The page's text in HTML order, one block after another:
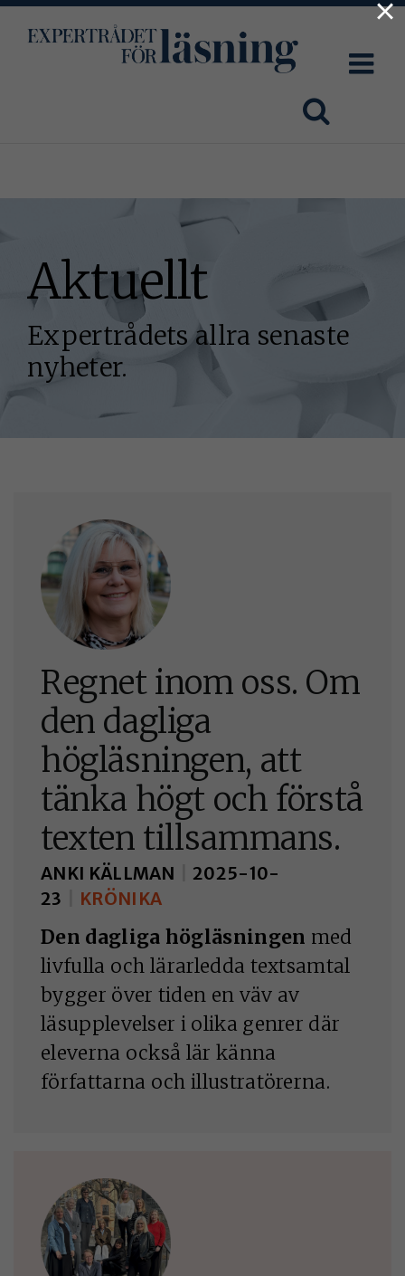
Aktuellt
Expertrådets allra senaste
nyheter.
Regnet inom oss. Om
den dagliga
högläsningen, att
tänka högt och förstå
texten tillsammans.
ANKI KÄLLMAN
2025-10-
23
KRÖNIKA
Den dagliga högläsningen med
livfulla och lärarledda textsamtal
bygger över tiden en väv av
läsupplevelser i olika genrer där
eleverna också lär känna
författarna och illustratörerna.
×